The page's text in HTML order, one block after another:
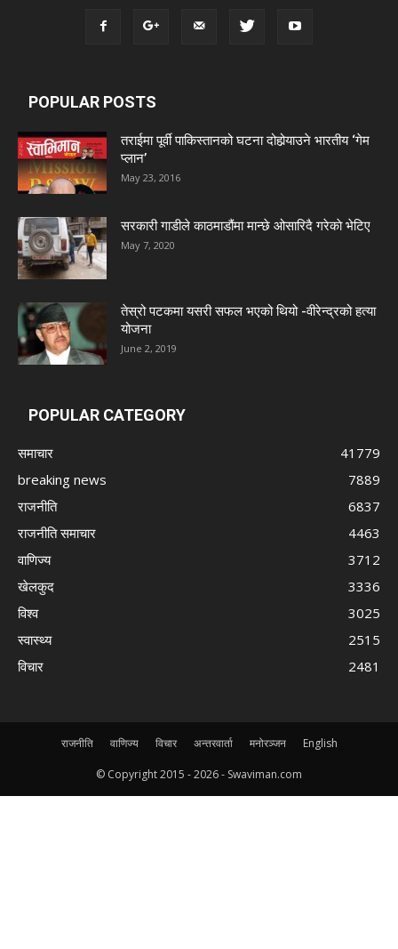
POPULAR POSTS
तराईमा पूर्वी पाकिस्तानको घटना दोहोर्‍याउने भारतीय ‘गेम
प्लान’
May 23, 2016
सरकारी गाडीले काठमाडौंमा मान्छे ओसारिदै गरेकाे भेटिए
May 7, 2020
तेस्रो पटकमा यसरी सफल भएको थियो -वीरेन्द्रको हत्या
योजना
June 2, 2019
POPULAR CATEGORY
समाचार
41779
breaking news
7889
राजनीति
6837
राजनीति समाचार
4463
वाणिज्य
3712
खेलकुद
3336
विश्व
3025
स्वास्थ्य
2515
विचार
2481
राजनीति वाणिज्य विचार अन्तरवार्ता मनोरञ्जन English
© Copyright 2015 -2026 - Swaviman.com